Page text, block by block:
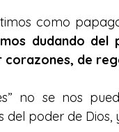
como
dudando
corazones, de
no se nos
del poder de Dios,